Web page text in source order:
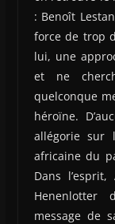
: Benoît
force de trop
lui, une
et ne
quelconque
héroïne.
allégorie sur
africaine du
Dans
Henenlotter
message de